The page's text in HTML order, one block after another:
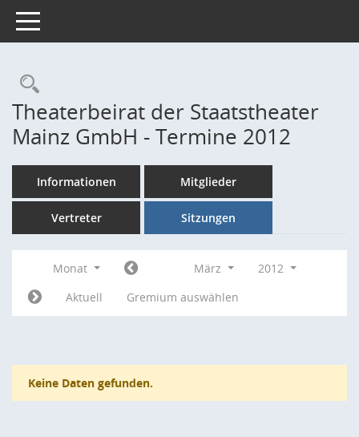
Toggle navigation
Rechercheauswahl
Theaterbeirat der Staatstheater
Mainz GmbH - Termine 2012
Informationen Mitglieder
Vertreter Sitzungen
Monat März
2012
Aktuell
Gremium auswählen
Keine Daten gefunden.